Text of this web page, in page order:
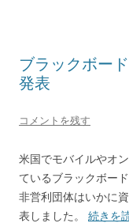
ブラックボー
発表
コメントを残す
米国でモバイルやオ
ているブラックボー
非営利団体はいかに
表しました。 続きを